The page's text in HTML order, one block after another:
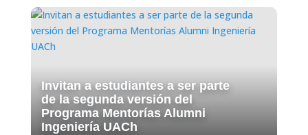
Invitan a estudiantes a ser parte
de la segunda versión del
Programa Mentorías Alumni
Ingeniería UACh